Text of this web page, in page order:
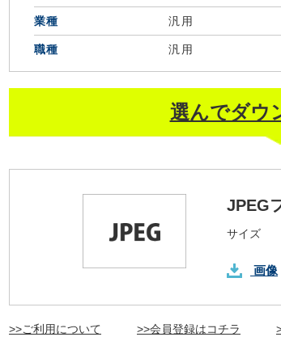
業種 汎用
職種 汎用
選んでダウ
JPEG
サイズ
画像
>>ご利用について >>会員登録はコチラ